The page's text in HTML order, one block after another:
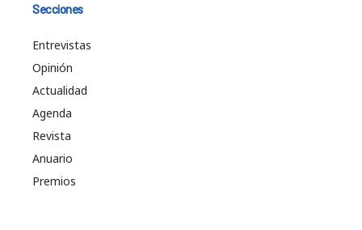
Secciones
Entrevistas
Opinión
Actualidad
Agenda
Revista
Anuario
Premios